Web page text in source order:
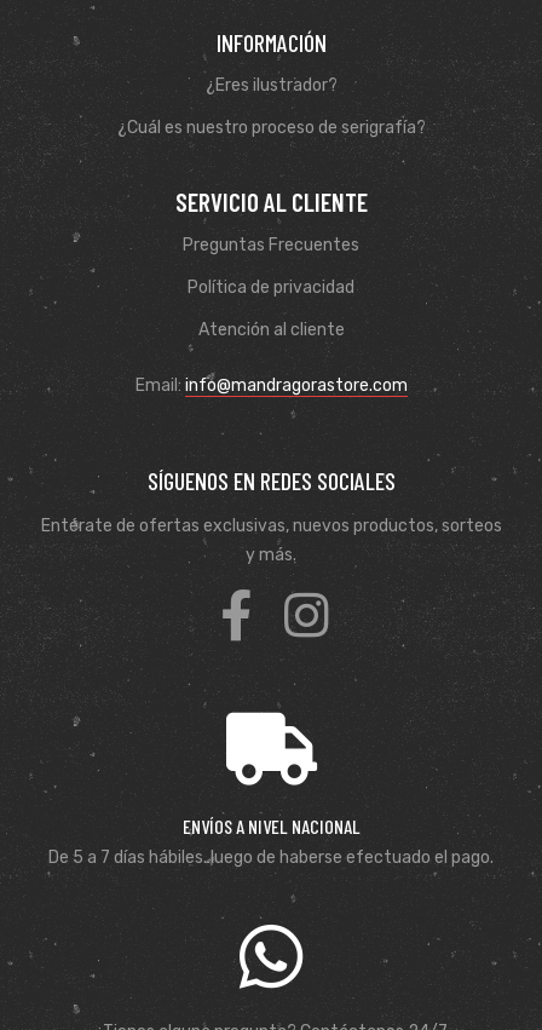
INFORMACIÓN
¿Eres ilustrador?
¿Cuál es nuestro proceso de serigrafía?
SERVICIO AL CLIENTE
Preguntas Frecuentes
Política de privacidad
Atención al cliente
Email: info@mandragorastore.com
SÍGUENOS EN REDES SOCIALES
Entérate de ofertas exclusivas, nuevos productos, sorteos
y más.
ENVÍOS A NIVEL NACIONAL
De 5 a 7 días hábiles. luego de haberse efectuado el pago.